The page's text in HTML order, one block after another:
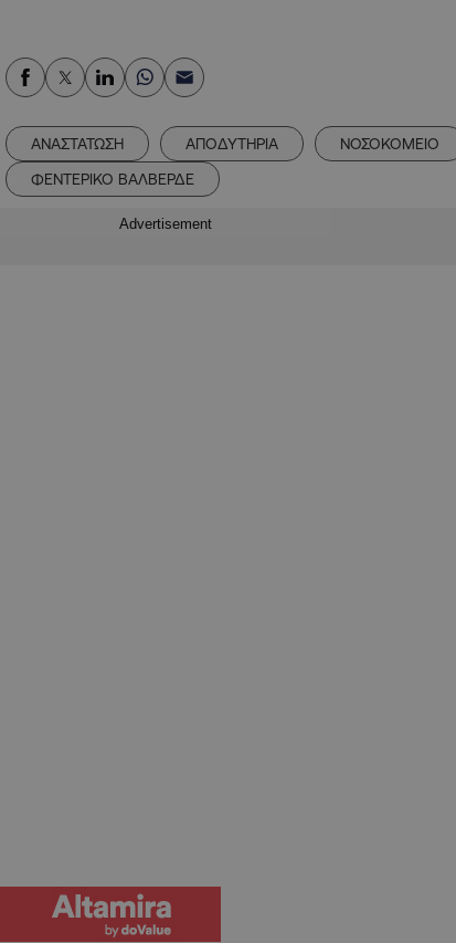
ΑΝΑΣΤΑΤΩΣΗ ΑΠΟΔΥΤΗΡΙΑ ΝΟΣΟΚΟΜΕΙΟ
ΦΕΝΤΕΡΙΚΟ ΒΑΛΒΕΡΔΕ
Advertisement